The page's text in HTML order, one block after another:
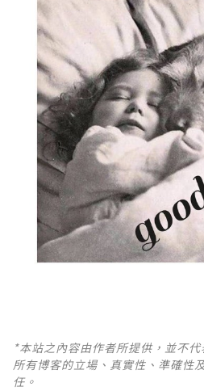
*本站之內容由作者所提供，並不
所有博客的立場、真實性、準確性
任。